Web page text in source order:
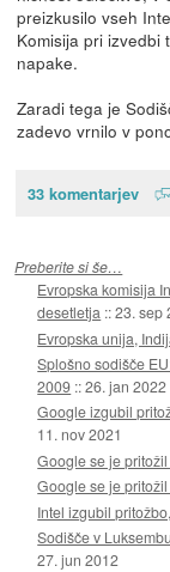
preizkusilo vseh
Komisija pri izvedbi
napake.
Zaradi tega je
zadevo vrnilo v
33 komentarjev
Preberite si še…
Evropska komisija
desetletja ::23. sep
Evropska unija,
Splošno sodišče
2009 ::26. jan 2022
Google izgubil
11. nov 2021
Google se je
Google se je
Intel izgubil
Sodišče v
27. jun 2012